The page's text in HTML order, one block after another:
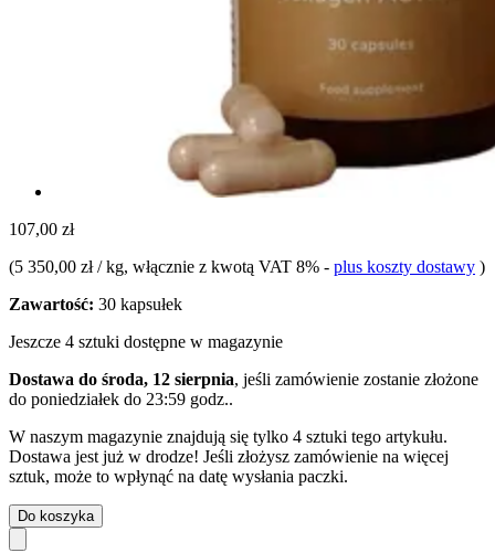
107,00 zł
(5 350,00 zł / kg, włącznie z kwotą VAT 8% - plus koszty dostawy )
Zawartość: 30 kapsułek
Jeszcze 4 sztuki dostępne w magazynie
Dostawa do środa, 12 sierpnia, jeśli zamówienie zostanie złożone
do poniedziałek do 23:59 godz..
W naszym magazynie znajdują się tylko 4 sztuki tego artykułu.
Dostawa jest już w drodze! Jeśli złożysz zamówienie na więcej
sztuk, może to wpłynąć na datę wysłania paczki.
Do koszyka